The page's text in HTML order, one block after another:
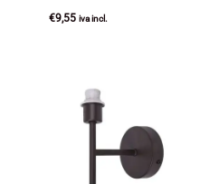
€9,55 iva incl.